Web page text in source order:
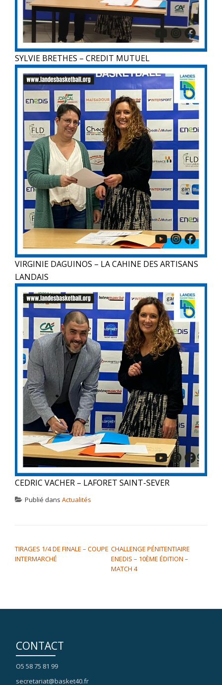
SYLVIE BRETHES – CREDIT MUTUEL
VIRGINIE DAGUINOS – LA CAHINE DES ARTISANS
LANDAIS
CEDRIC VACHER – LAFORET SAINT-SEVER
Publié dans Actualités
TIRAGES 1/4 DE FINALE – COUPE
INTERMARCHÉ
CHALLENGE PÉNITENTIAIRE
ENEDIS – 10ÈME ÉDITION –
MATCH 4
CONTACT
O5 58 75 81 99
secretariat@basket40.fr